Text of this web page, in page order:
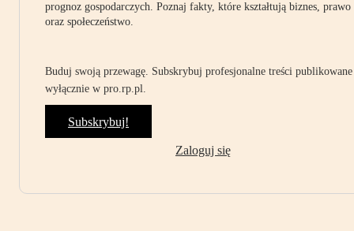
prognoz gospodarczych. Poznaj fakty, które kształtują biznes, prawo
oraz społeczeństwo.
Buduj swoją przewagę. Subskrybuj profesjonalne treści publikowane
wyłącznie w pro.rp.pl.
Subskrybuj!
Zaloguj się